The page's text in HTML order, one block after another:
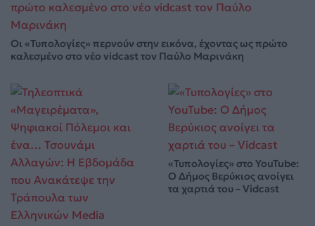
Οι «Τυπολογίες» περνούν στην εικόνα, έχοντας ως πρώτο
καλεσμένο στο νέο vidcast τον Παύλο Μαρινάκη
«Τυπολογίες» στο YouTube:
Ο Δήμος Βερύκιος ανοίγει
τα χαρτιά του – Vidcast